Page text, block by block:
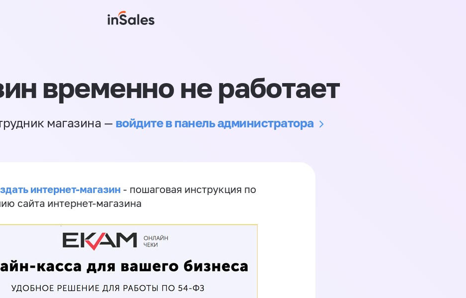
временно не работает
магазина — войдите в панель администратора
интернет-магазин - пошаговая инструкция по
сайта интернет-магазина